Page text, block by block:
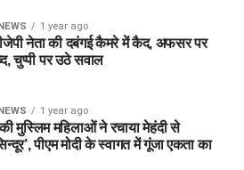
1 year ago
बीजेपी नेता की दबंगई कैमरे में कैद, अफसर पर
चुप्पी पर उठे सवाल
1 year ago
मुस्लिम महिलाओं ने रचाया मेहंदी से
पीएम मोदी के स्वागत में गूंजा एकता का